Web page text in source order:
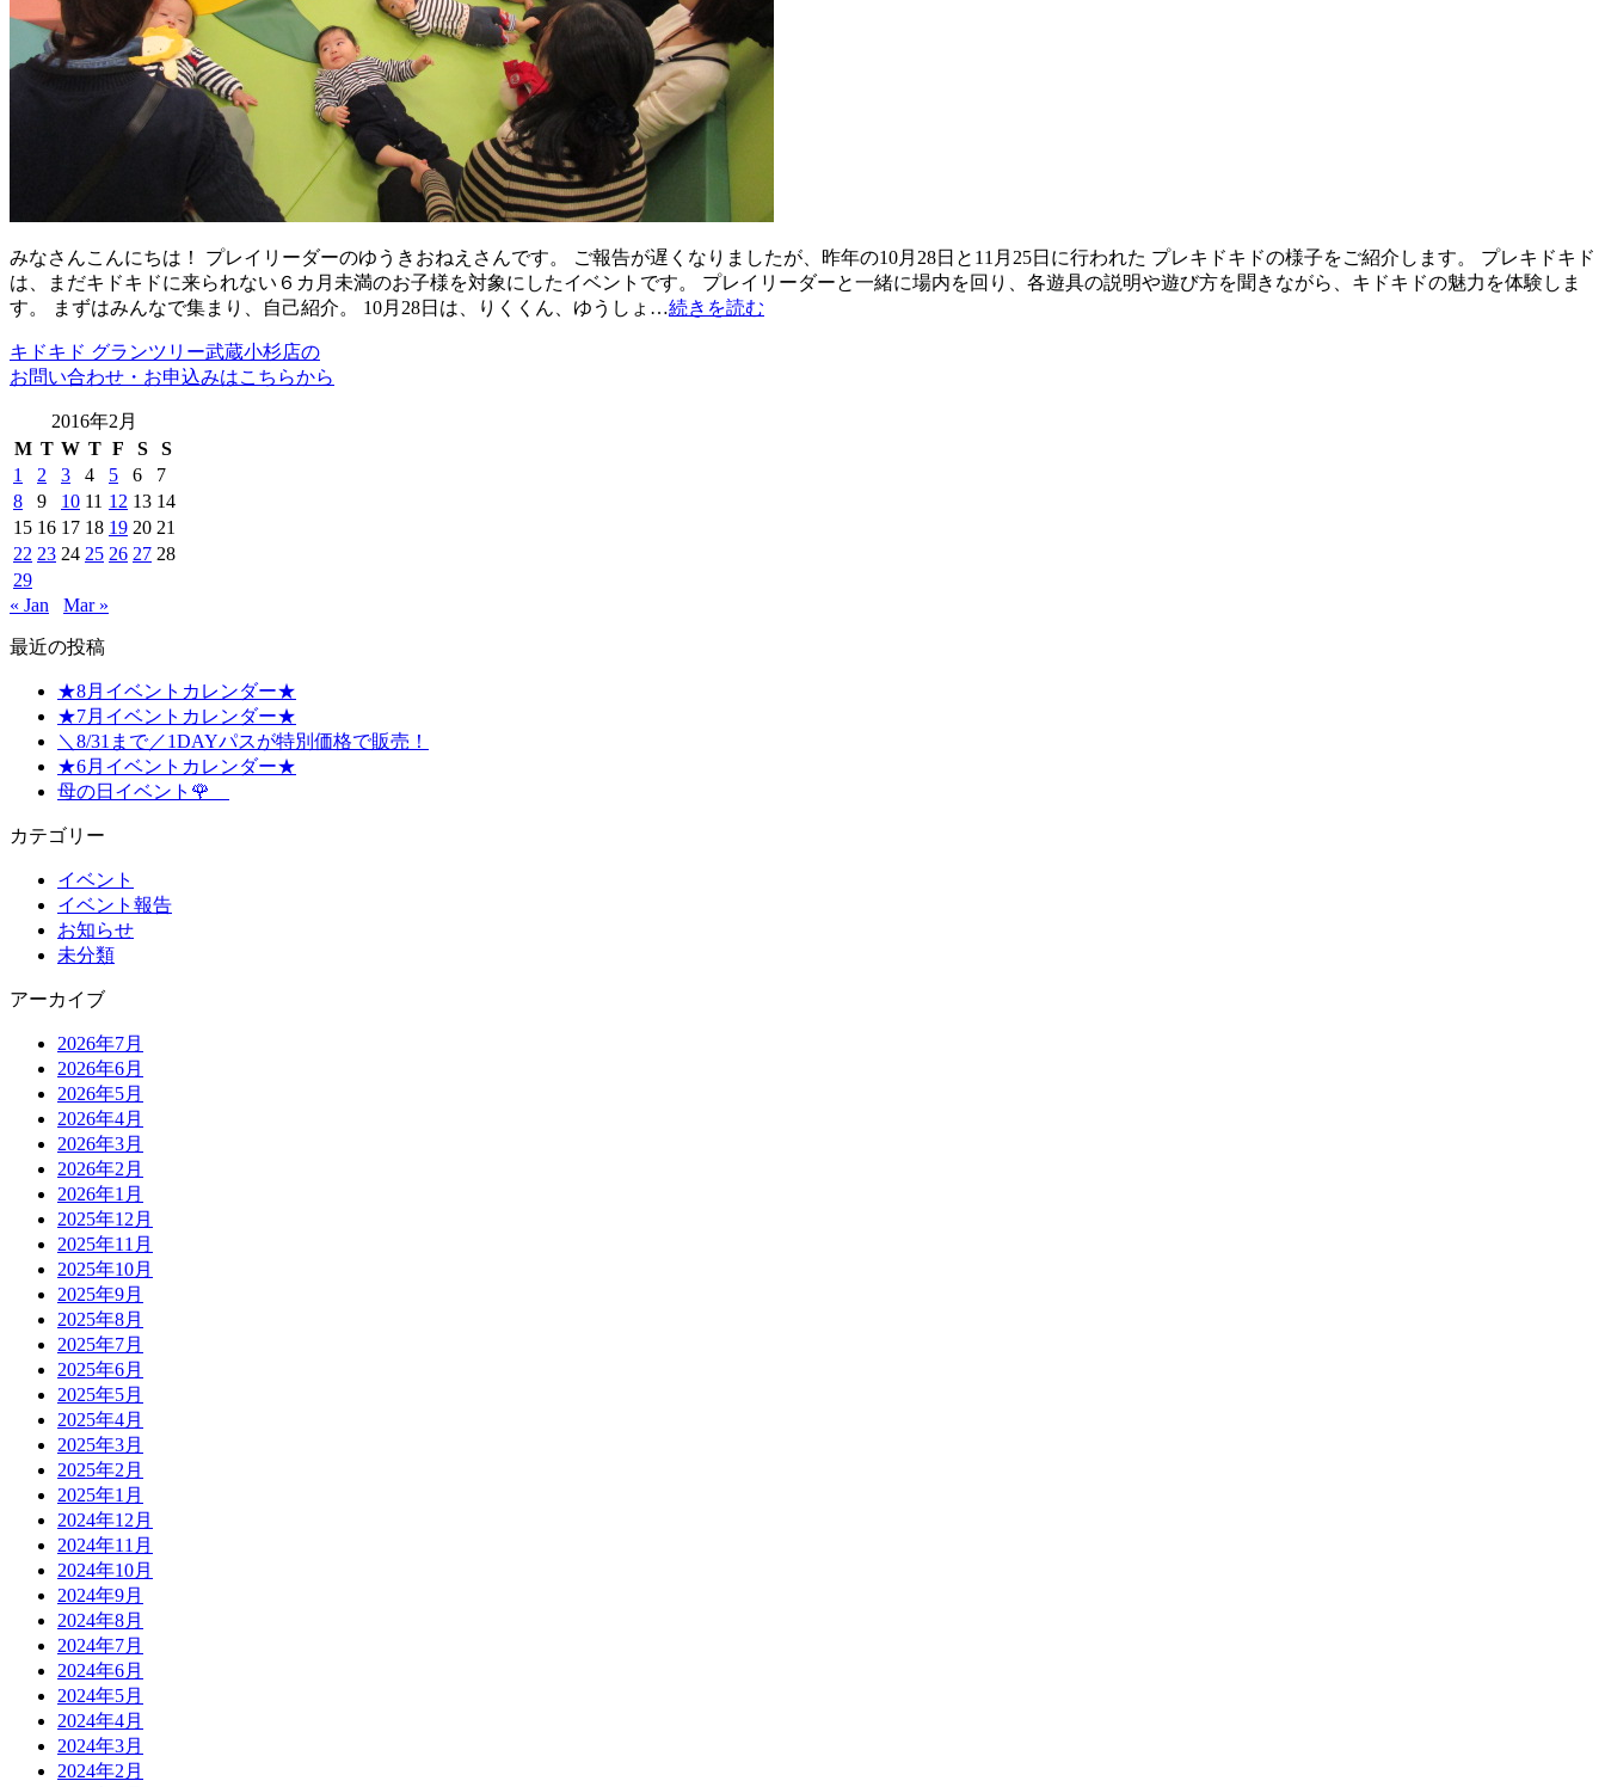
みなさんこんにちは！ プレイリーダーのゆうきおねえさんです。 ご報告が遅くなりましたが、昨年の10月28日と11月25日に行われた プレキドキドの様子をご紹介します。 プレキドキド
は、まだキドキドに来られない６カ月未満のお子様を対象にしたイベントです。 プレイリーダーと一緒に場内を回り、各遊具の説明や遊び方を聞きながら、キドキドの魅力を体験しま
す。 まずはみんなで集まり、自己紹介。 10月28日は、りくくん、ゆうしょ…続きを読む
キドキド グランツリー武蔵小杉店の
お問い合わせ・お申込みはこちらから
2016年2月
M T W T F S
S
1
2 3 4 5 6
7
8
9 10 11 12 13 14
15 16 17 18 19 20 21
22 23 24 25 26 27 28
29
« Jan
Mar »
最近の投稿
★8月イベントカレンダー★
★7月イベントカレンダー★
＼8/31まで／1DAYパスが特別価格で販売！
★6月イベントカレンダー★
母の日イベント🌹
カテゴリー
イベント
イベント報告
お知らせ
未分類
アーカイブ
2026年7月
2026年6月
2026年5月
2026年4月
2026年3月
2026年2月
2026年1月
2025年12月
2025年11月
2025年10月
2025年9月
2025年8月
2025年7月
2025年6月
2025年5月
2025年4月
2025年3月
2025年2月
2025年1月
2024年12月
2024年11月
2024年10月
2024年9月
2024年8月
2024年7月
2024年6月
2024年5月
2024年4月
2024年3月
2024年2月